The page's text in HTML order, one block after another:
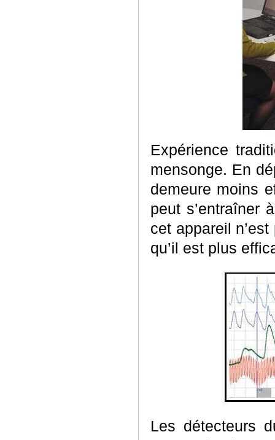
Expérience
mensonge. En
demeure moins
peut s’entraîner
cet appareil
qu’il est plus
Les détecteurs